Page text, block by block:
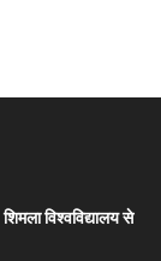
विश्वविद्यालय से